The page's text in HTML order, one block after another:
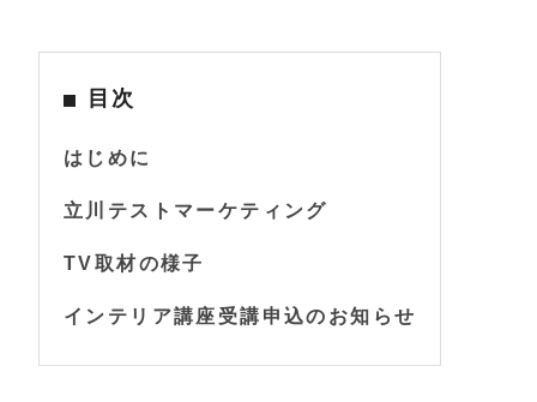
目次
はじめに
立川テストマーケティング
TV取材の様子
インテリア講座受講申込のお知らせ